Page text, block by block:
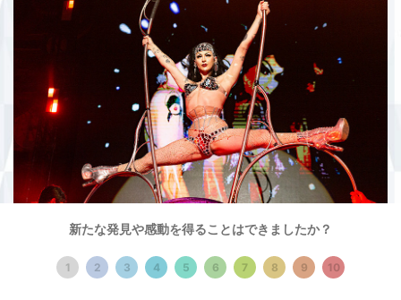
新たな発見や感動を得ることはできましたか？
1 2 3 4 5 6 7 8 9 10
ドラァグレース』